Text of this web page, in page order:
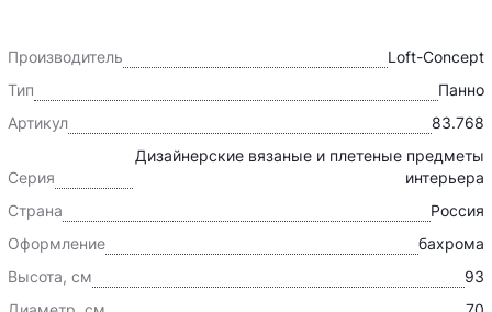
Производитель
Loft-Concept
Тип
Панно
Артикул
83.768
Серия
Дизайнерские вязаные и плетеные предметы
интерьера
Страна
Россия
Оформление
бахрома
Высота, см
93